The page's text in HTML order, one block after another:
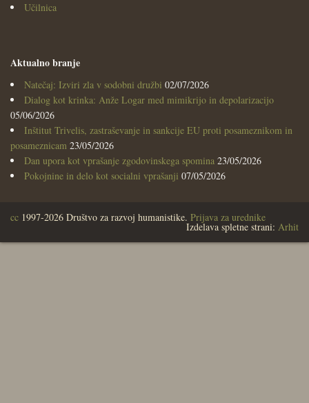
Učilnica
Aktualno branje
Natečaj: Izviri zla v sodobni družbi 02/07/2026
Dialog kot krinka: Anže Logar med mimikrijo in depolarizacijo
05/06/2026
Inštitut Trivelis, zastraševanje in sankcije EU proti posameznikom in
posameznicam 23/05/2026
Dan upora kot vprašanje zgodovinskega spomina 23/05/2026
Pokojnine in delo kot socialni vprašanji 07/05/2026
cc 1997-2026 Društvo za razvoj humanistike. Prijava za urednike
Izdelava spletne strani: Arhit